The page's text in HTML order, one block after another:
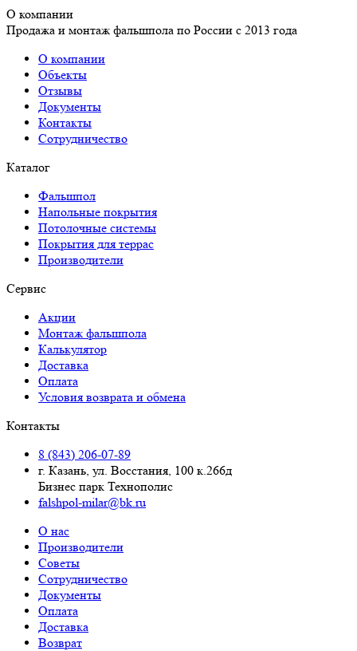
О компании
Продажа и монтаж фальшпола по России с 2013 года
О компании
Объекты
Отзывы
Документы
Контакты
Сотрудничество
Каталог
Фальшпол
Напольные покрытия
Потолочные системы
Покрытия для террас
Производители
Сервис
Акции
Монтаж фальшпола
Калькулятор
Доставка
Оплата
Условия возврата и обмена
Контакты
8 (843) 206-07-89
г. Казань, ул. Восстания, 100 к.266д
Бизнес парк Технополис
falshpol-milar@bk.ru
О нас
Производители
Советы
Сотрудничество
Документы
Оплата
Доставка
Возврат